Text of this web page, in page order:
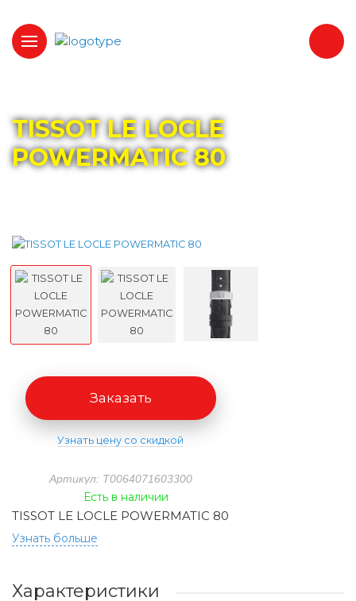
TISSOT LE LOCLE
POWERMATIC 80
Артикул: T0064071603300
Есть в наличии
TISSOT LE LOCLE POWERMATIC 80
Узнать больше
Заказать
Узнать цену со скидкой
Характеристики